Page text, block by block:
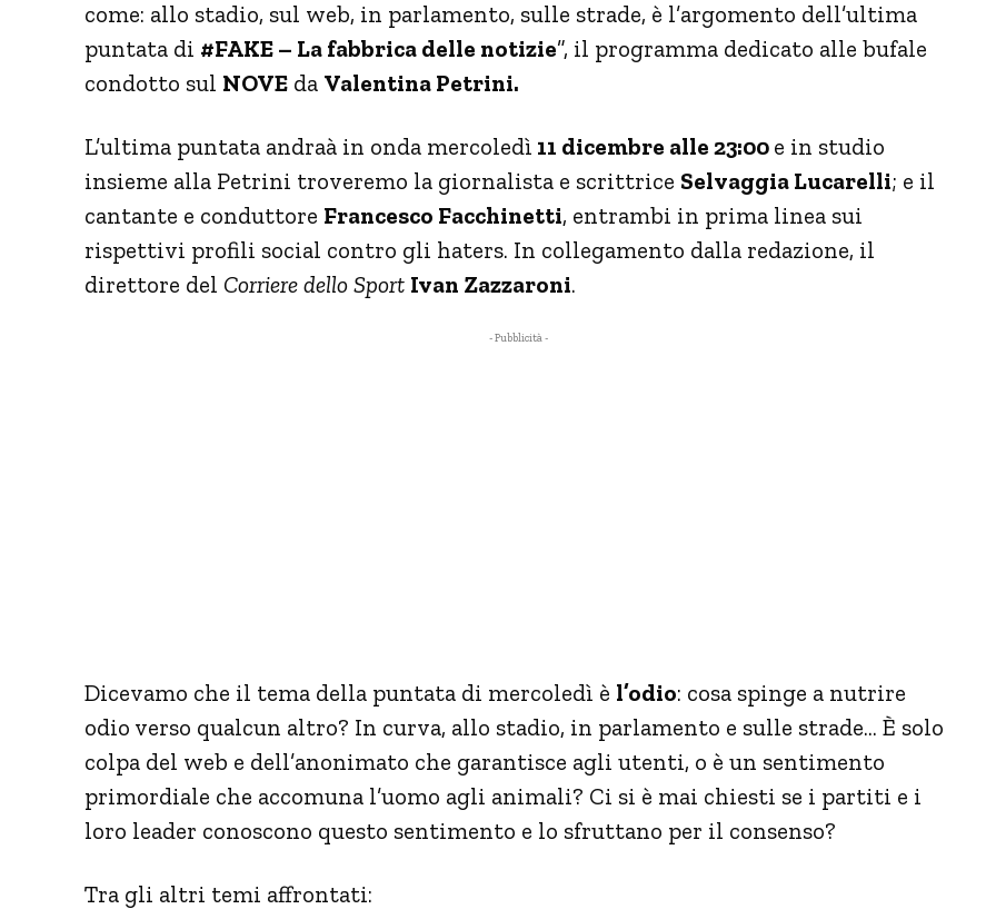
come: allo stadio, sul web, in parlamento, sulle strade, è l’argomento dell’ultima
puntata di #FAKE – La fabbrica delle notizie”, il programma dedicato alle bufale
condotto sul NOVE da Valentina Petrini.
L’ultima puntata andraà in onda mercoledì 11 dicembre alle 23:00 e in studio
insieme alla Petrini troveremo la giornalista e scrittrice Selvaggia Lucarelli; e il
cantante e conduttore Francesco Facchinetti, entrambi in prima linea sui
rispettivi profili social contro gli haters. In collegamento dalla redazione, il
direttore del Corriere dello Sport Ivan Zazzaroni.
- Pubblicità -
Dicevamo che il tema della puntata di mercoledì è l’odio: cosa spinge a nutrire
odio verso qualcun altro? In curva, allo stadio, in parlamento e sulle strade… È solo
colpa del web e dell’anonimato che garantisce agli utenti, o è un sentimento
primordiale che accomuna l’uomo agli animali? Ci si è mai chiesti se i partiti e i
loro leader conoscono questo sentimento e lo sfruttano per il consenso?
Tra gli altri temi affrontati: